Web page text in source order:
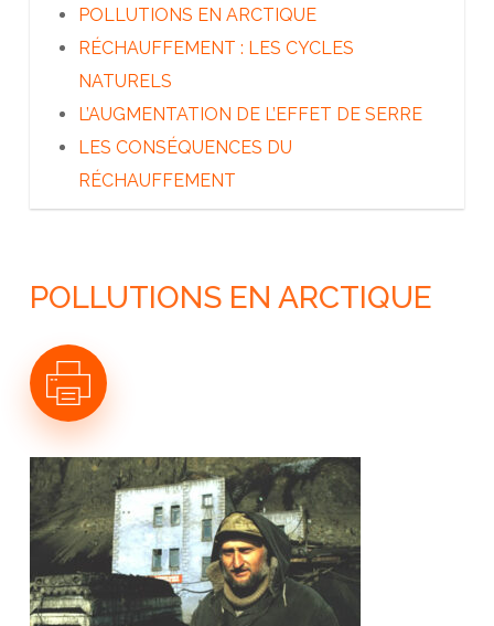
A QUI APPARTIENT L’ARCTIQUE ?
LES DÉCOUVREURS DU GRAND NORD
LES INUITS
LES AUTRES PEUPLES DU GRAND NORD
L’ARCTIQUE AUJOURD’HUI
POLLUTIONS EN ARCTIQUE
RÉCHAUFFEMENT : LES CYCLES
NATURELS
L’AUGMENTATION DE L’EFFET DE SERRE
LES CONSÉQUENCES DU
RÉCHAUFFEMENT
POLLUTIONS EN ARCTIQUE